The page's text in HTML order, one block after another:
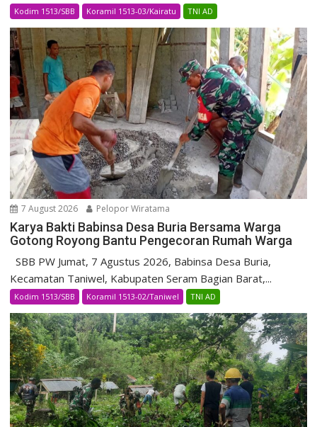
Kodim 1513/SBB Koramil 1513-03/Kairatu TNI AD
7 August 2026 Pelopor Wiratama
Karya Bakti Babinsa Desa Buria Bersama Warga
Gotong Royong Bantu Pengecoran Rumah Warga
SBB PW Jumat, 7 Agustus 2026, Babinsa Desa Buria,
Kecamatan Taniwel, Kabupaten Seram Bagian Barat,...
Kodim 1513/SBB Koramil 1513-02/Taniwel TNI AD